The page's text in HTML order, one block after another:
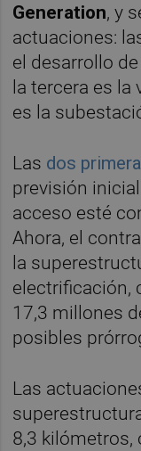
Generation, y
actuaciones:
el desarrollo
la tercera es
es la
Las dos
previsión
acceso esté
Ahora, el
la
electrificación,
17,3 millones
posibles
Las
8,3 kilómetros,